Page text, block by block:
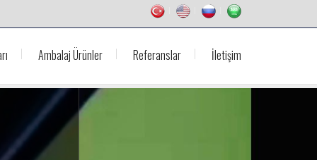
Ambalaj Ürünler Referanslar İletişim